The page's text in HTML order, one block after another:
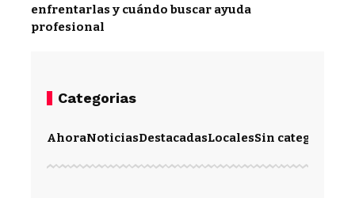
enfrentarlas y cuándo buscar ayuda
profesional
Categorias
AhoraNoticiasDestacadasLocalesSin categoría